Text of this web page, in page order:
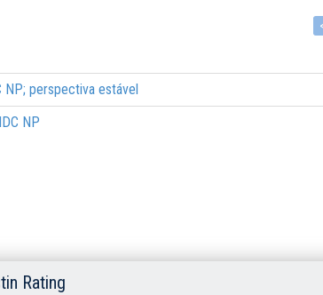
NP; perspectiva estável
NP
Rating